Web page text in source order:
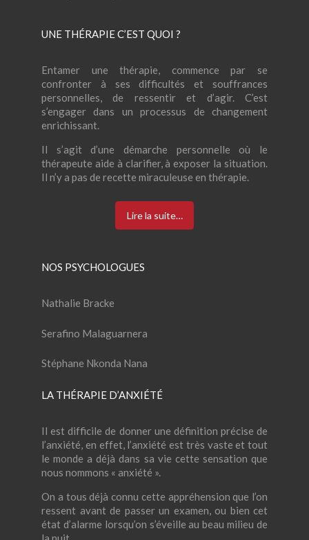
UNE THÉRAPIE C’EST QUOI ?
Entamer une thérapie, commence par se
confronter à ses difficultés et souffrances
personnelles, de ressentir et d’agir. C’est
s’engager dans un processus de changement
enrichissant.
Il s’agit d’une démarche personnelle où le
thérapeute aide à clarifier, à exposer la situation.
Il n’y a pas de recette miraculeuse en thérapie.
Lire la suite…
NOS PSYCHOLOGUES
Nathalie Bracke
Serafino Malaguarnera
Stéphane Nkonda Nana
LA THÉRAPIE D’ANXIÉTÉ
Il est difficile de donner une définition précise de
l’anxiété, en effet, l’anxiété est très vaste et tout
le monde a déjà dans sa vie cette sensation que
nous nommons « anxiété ».
On a tous déjà connu cette appréhension que l’on
ressent avant de passer un examen, ou bien cet
état d’alarme lorsqu’on s’éveille au beau milieu de